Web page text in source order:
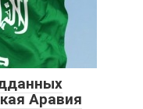
Аравия